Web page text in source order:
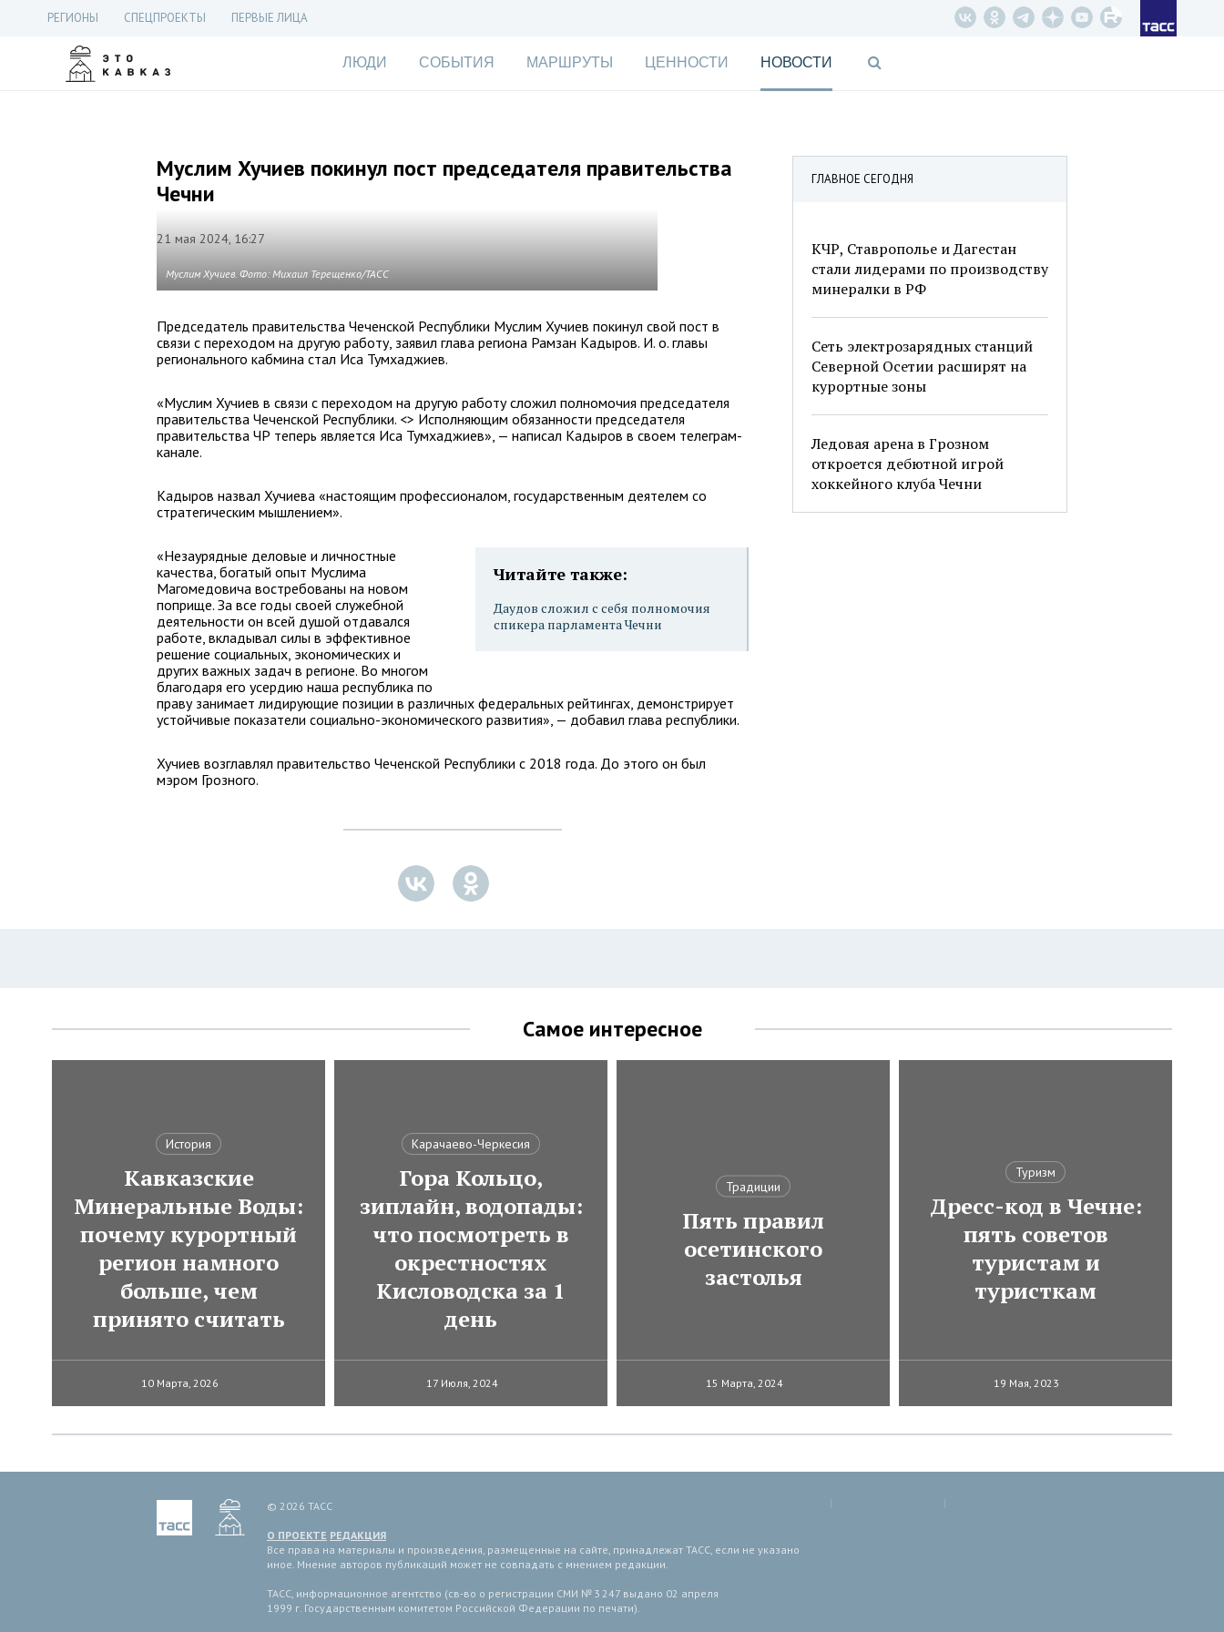
РЕГИОНЫ СПЕЦПРОЕКТЫ ПЕРВЫЕ ЛИЦА
ЛЮДИ СОБЫТИЯ МАРШРУТЫ ЦЕННОСТИ НОВОСТИ
ГЛАВНОЕ СЕГОДНЯ
КЧР, Ставрополье и Дагестан
стали лидерами по производству
минералки в РФ
Сеть электрозарядных станций
Северной Осетии расширят на
курортные зоны
Ледовая арена в Грозном
откроется дебютной игрой
хоккейного клуба Чечни
Муслим Хучиев покинул пост председателя правительства
Чечни
21 мая 2024, 16:27
Муслим Хучиев. Фото: Михаил Терещенко/ТАСС
Председатель правительства Чеченской Республики Муслим Хучиев покинул свой пост в
связи с переходом на другую работу, заявил глава региона Рамзан Кадыров. И. о. главы
регионального кабмина стал Иса Тумхаджиев.
«Муслим Хучиев в связи с переходом на другую работу сложил полномочия председателя
правительства Чеченской Республики. <> Исполняющим обязанности председателя
правительства ЧР теперь является Иса Тумхаджиев», — написал Кадыров в своем телеграм-
канале.
Кадыров назвал Хучиева «настоящим профессионалом, государственным деятелем со
стратегическим мышлением».
Читайте также:
Даудов сложил с себя полномочия
спикера парламента Чечни
«Незаурядные деловые и личностные
качества, богатый опыт Муслима
Магомедовича востребованы на новом
поприще. За все годы своей служебной
деятельности он всей душой отдавался
работе, вкладывал силы в эффективное
решение социальных, экономических и
других важных задач в регионе. Во многом
благодаря его усердию наша республика по
праву занимает лидирующие позиции в различных федеральных рейтингах, демонстрирует
устойчивые показатели социально-экономического развития», — добавил глава республики.
Хучиев возглавлял правительство Чеченской Республики с 2018 года. До этого он был
мэром Грозного.
Самое интересное
История
Кавказские
Минеральные Воды:
почему курортный
регион намного
больше, чем
принято считать
10 Марта, 2026
Карачаево-Черкесия
Гора Кольцо,
зиплайн, водопады:
что посмотреть в
окрестностях
Кисловодска за 1
день
17 Июля, 2024
Традиции
Пять правил
осетинского
застолья
15 Марта, 2024
Туризм
Дресс-код в Чечне:
пять советов
туристам и
туристкам
19 Мая, 2023
© 2026 ТАСС
О ПРОЕКТЕ РЕДАКЦИЯ
Все права на материалы и произведения, размещенные на сайте, принадлежат ТАСС, если не указано
иное. Мнение авторов публикаций может не совпадать с мнением редакции.
ТАСС, информационное агентство (св-во о регистрации СМИ № 3 247 выдано 02 апреля
1999 г. Государственным комитетом Российской Федерации по печати).